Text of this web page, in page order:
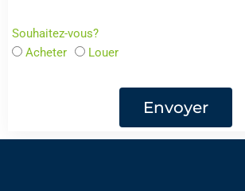
Souhaitez-vous?
Acheter
Louer
Envoyer